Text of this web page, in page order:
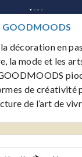
GOODMOODS
décoration en
la mode et les
de créativité
de l’art de